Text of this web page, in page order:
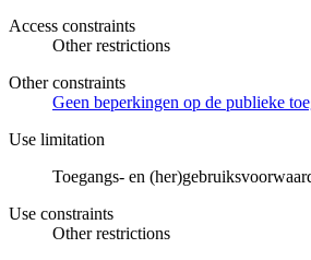
Access constraints
Other restrictions
Other constraints
Geen beperkingen op de publieke
Use limitation
Toegangs- en
Use constraints
Other restrictions